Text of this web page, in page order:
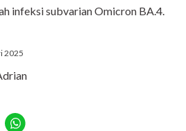
infeksi subvarian Omicron BA.4.
2025